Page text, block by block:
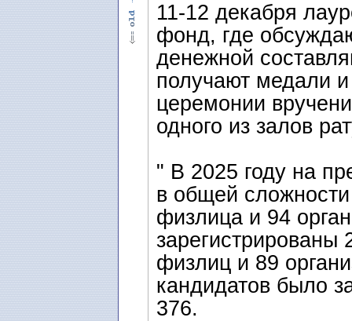
11-12 декабря
фонд, где
денежной
получают медали
церемонии
одного из залов
" В 2025 году на
в общей
физлица и 94
зарегистрированы
физлиц и 89
кандидатов было
376.